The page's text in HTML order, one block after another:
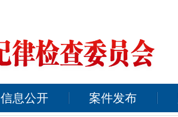
信息公开 案件发布